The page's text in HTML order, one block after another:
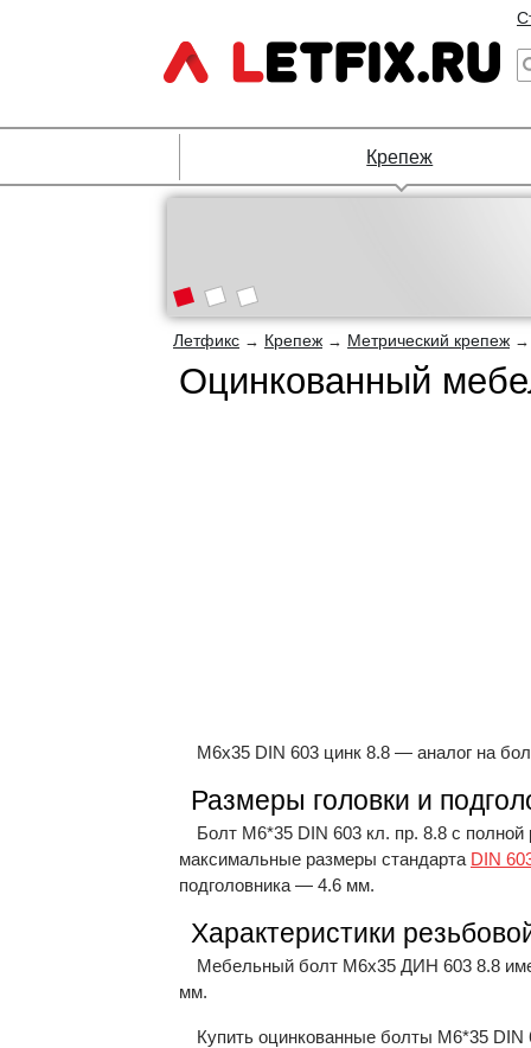
Крепеж
Летфикс → Крепеж → Метрический крепеж
Оцинкованный
М6х35 DIN 603 цинк 8.8 — аналог на
Размеры головки и
Болт М6*35 DIN 603 кл. пр. 8.8 с полной
максимальные размеры стандарта DIN
подголовника — 4.6 мм.
Характеристики
Мебельный болт М6х35 ДИН 603 8.8
мм.
Купить оцинкованные болты М6*35 DIN